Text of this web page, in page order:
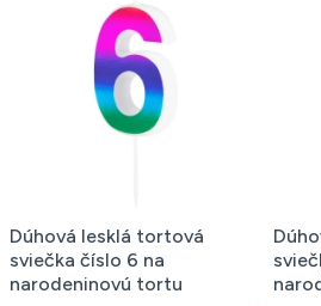
Dúhová lesklá tortová
sviečka číslo 6 na
narodeninovú tortu